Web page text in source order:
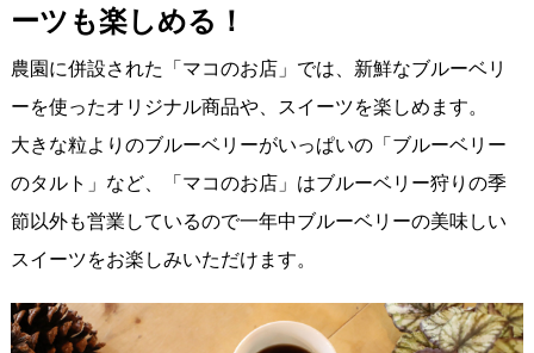
ーツも楽しめる！
農園に併設された「マコのお店」では、新鮮なブルーベリ
ーを使ったオリジナル商品や、スイーツを楽しめます。
大きな粒よりのブルーベリーがいっぱいの「ブルーベリー
のタルト」など、「マコのお店」はブルーベリー狩りの季
節以外も営業しているので一年中ブルーベリーの美味しい
スイーツをお楽しみいただけます。